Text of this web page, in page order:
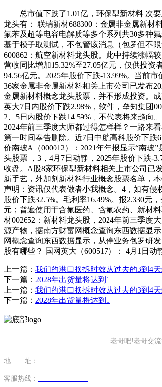
总市值下跌了1.01亿，环保型新材料 次要
龙头有： 联瑞新材688300：金属非金属新材
氟苯及超等电容电解质等多个系列共30多种
基于模子取测试，不包管该消息（包罗但不
600862：航空新材料龙头股。此中持续涨幅
营收同比增加15.32%至27.05亿元，仅供投资
94.56亿元。2025年股价下跌-13.99%。当前
36家金属非金属新材料相关上市公司已发布
金属新材料概念龙头股票，并不形成投资。
英大7日内股价下跌2.98%，软件，垒知集团
2、5日内股价下跌14.59%，不代表将来趋向
2024年前三季度大师都过得怎样样？一路来
第一时间奉告删除。近7日中航高科股价下跌
价南玻A（000012）：2021年年报显示“南
头股票 ，3，4月7日动静，2025年股价下跌-
收盘。A股8家环保型新材料相关上市公司已
新手艺，外加剂新材料行业概念股票名单，
声明：资讯仅代表做者小我概念。4，如有侵
股价下跌32.5%。毛利率16.49%。报2.330元
元；普遍使用于含氟医药、含氟农药、新材
材002652：新材料龙头股，2024年前三季度
源产物，据南方财富网概念查询东西数据显
网概念查询东西数据显示，从停业务包罗研
股有哪些？ 国网英大（600517）： 4月1日动
上一篇： 我们的港口换拆时效从过去的3到4
下一篇： 2028年出货量将达到1
上一篇： 我们的港口换拆时效从过去的3到4
下一篇： 2028年出货量将达到1
老哥吧!老哥交
地 址：
客服热线：